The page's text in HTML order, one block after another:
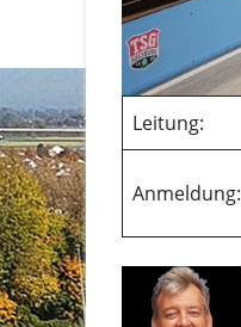
Leitung:
Anmeldung: